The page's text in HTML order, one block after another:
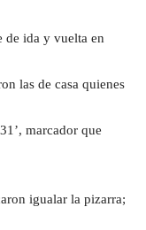
de ida y vuelta en
las de casa quienes
marcador que
igualar la pizarra;